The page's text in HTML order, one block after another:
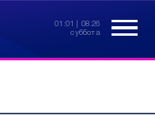
01:01 | 08.26
суббота